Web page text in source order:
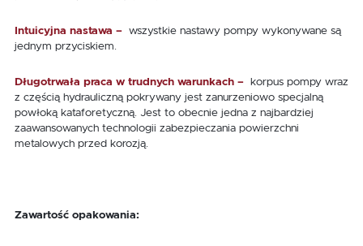
Intuicyjna nastawa – wszystkie nastawy pompy wykonywane są
jednym przyciskiem.
Długotrwała praca w trudnych warunkach – korpus pompy wraz
z częścią hydrauliczną pokrywany jest zanurzeniowo specjalną
powłoką kataforetyczną. Jest to obecnie jedna z najbardziej
zaawansowanych technologii zabezpieczania powierzchni
metalowych przed korozją.
Zawartość opakowania: